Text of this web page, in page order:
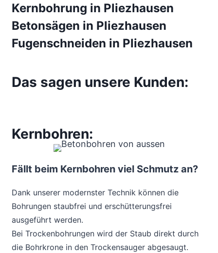
Kernbohrung in Pliezhausen
Betonsägen in Pliezhausen
Fugenschneiden in Pliezhausen
Das sagen unsere Kunden:
Kernbohren:
Fällt beim Kernbohren viel Schmutz an?
Dank unserer modernster Technik können die
Bohrungen staubfrei und erschütterungsfrei
ausgeführt werden.
Bei Trockenbohrungen wird der Staub direkt durch
die Bohrkrone in den Trockensauger abgesaugt.